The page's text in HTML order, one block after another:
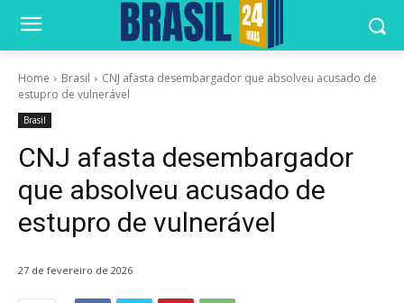
Home Brasil
CNJ afasta desembargador que absolveu acusado de
estupro de vulnerável
Brasil
CNJ afasta desembargador
que absolveu acusado de
estupro de vulnerável
27 de fevereiro de 2026